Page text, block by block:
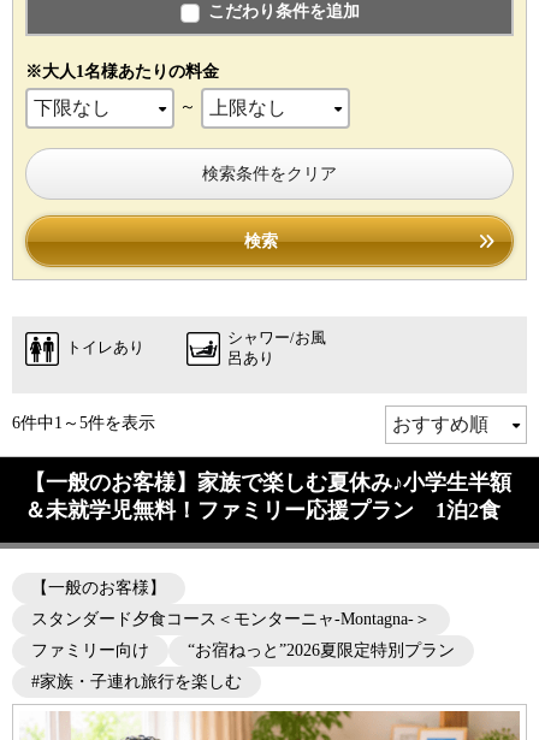
こだわり条件を追加
※大人1名様あたりの料金
～
検索条件をクリア
検索
トイレあり
シャワー/お風
呂あり
6件中1～5件を表示
【一般のお客様】家族で楽しむ夏休み♪小学生半額
＆未就学児無料！ファミリー応援プラン 1泊2食
【一般のお客様】
スタンダード夕食コース＜モンターニャ-Montagna-＞
ファミリー向け
“お宿ねっと”2026夏限定特別プラン
#家族・子連れ旅行を楽しむ